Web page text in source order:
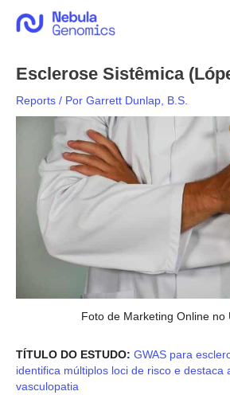
para
Esclerose Sistêmica
Reports / Por Garrett Dunlap, B.S.
Foto de Marketing Online no
TÍTULO DO ESTUDO: GWAS para
identifica múltiplos loci de risco e destaca
vasculopatia